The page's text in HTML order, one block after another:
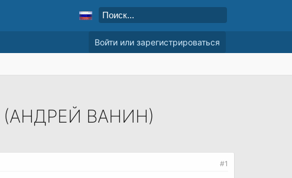
ВАНИН)
#1
Войти или зарегистрироваться